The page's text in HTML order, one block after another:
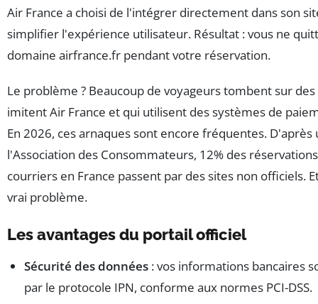
Air France a choisi de l'intégrer directement dans son
simplifier l'expérience utilisateur. Résultat : vous ne
domaine airfrance.fr pendant votre réservation.
Le problème ? Beaucoup de voyageurs tombent sur
imitent Air France et qui utilisent des systèmes de
En 2026, ces arnaques sont encore fréquentes. D'après
l'Association des Consommateurs, 12% des
courriers en France passent par des sites non officiels.
vrai problème.
Les avantages du portail officiel
Sécurité des données : vos informations bancaires
par le protocole IPN, conforme aux normes PCI-DSS.